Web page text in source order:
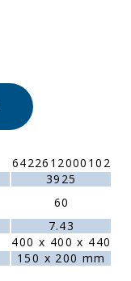
6422612000102
3925
60
7.43
400 x 400 x 440
150 x 200 mm